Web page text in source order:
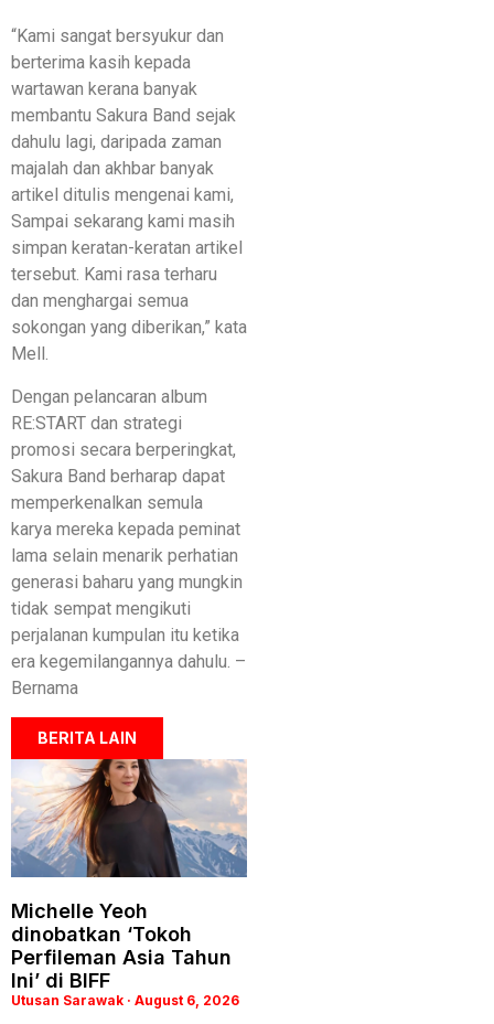
“Kami sangat bersyukur dan
berterima kasih kepada
wartawan kerana banyak
membantu Sakura Band sejak
dahulu lagi, daripada zaman
majalah dan akhbar banyak
artikel ditulis mengenai kami,
Sampai sekarang kami masih
simpan keratan-keratan artikel
tersebut. Kami rasa terharu
dan menghargai semua
sokongan yang diberikan,” kata
Mell.
Dengan pelancaran album
RE:START dan strategi
promosi secara berperingkat,
Sakura Band berharap dapat
memperkenalkan semula
karya mereka kepada peminat
lama selain menarik perhatian
generasi baharu yang mungkin
tidak sempat mengikuti
perjalanan kumpulan itu ketika
era kegemilangannya dahulu. –
Bernama
BERITA LAIN
Michelle Yeoh
dinobatkan ‘Tokoh
Perfileman Asia Tahun
Ini’ di BIFF
Utusan Sarawak August 6, 2026